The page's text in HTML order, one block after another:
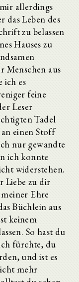
allerdings
das Leben des
zu belassen
Hauses zu
Menschen aus
ich es
feine
Leser
Tadel
einen Stoff
nur gewandte
ich konnte
widerstehen.
Liebe zu dir
Ehre
Büchlein aus
keinem
So hast du
fürchte, du
und ist es
mehr